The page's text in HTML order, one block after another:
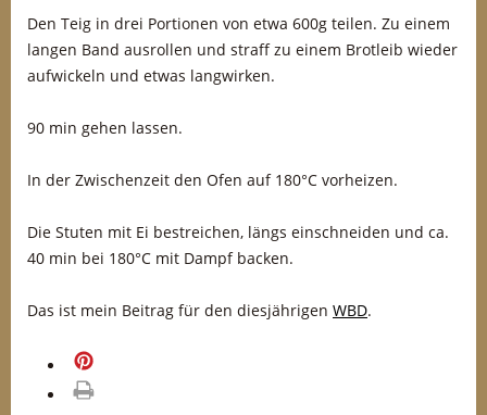
Den Teig in drei Portionen von etwa 600g teilen. Zu einem
langen Band ausrollen und straff zu einem Brotleib wieder
aufwickeln und etwas langwirken.
90 min gehen lassen.
In der Zwischenzeit den Ofen auf 180°C vorheizen.
Die Stuten mit Ei bestreichen, längs einschneiden und ca.
40 min bei 180°C mit Dampf backen.
Das ist mein Beitrag für den diesjährigen WBD.